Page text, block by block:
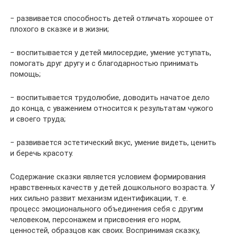
− развивается способность детей отличать хорошее от
плохого в сказке и в жизни;
− воспитывается у детей милосердие, умение уступать,
помогать друг другу и с благодарностью принимать
помощь;
− воспитывается трудолюбие, доводить начатое дело
до конца, с уважением относится к результатам чужого
и своего труда;
− развивается эстетический вкус, умение видеть, ценить
и беречь красоту.
Содержание сказки является условием формирования
нравственных качеств у детей дошкольного возраста. У
них сильно развит механизм идентификации, т. е.
процесс эмоционального объединения себя с другим
человеком, персонажем и присвоения его норм,
ценностей, образцов как своих. Воспринимая сказку,